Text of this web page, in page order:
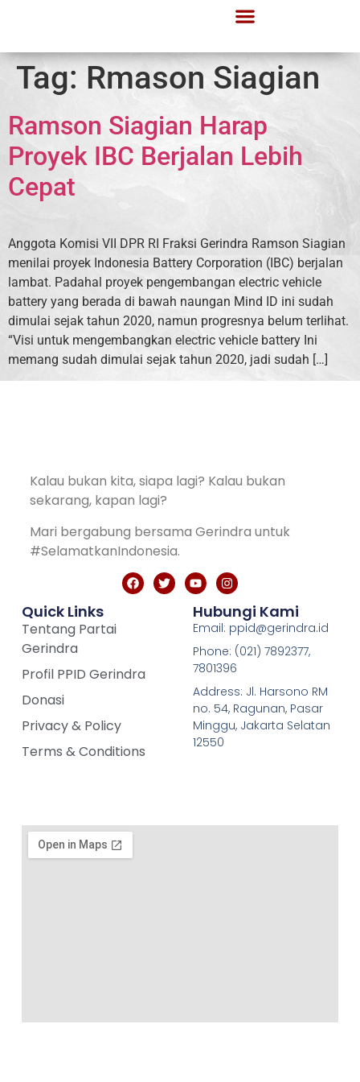
Tag: Rmason Siagian
Ramson Siagian Harap
Proyek IBC Berjalan Lebih
Cepat
Anggota Komisi VII DPR RI Fraksi Gerindra Ramson Siagian
menilai proyek Indonesia Battery Corporation (IBC) berjalan
lambat. Padahal proyek pengembangan electric vehicle
battery yang berada di bawah naungan Mind ID ini sudah
dimulai sejak tahun 2020, namun progresnya belum terlihat.
“Visi untuk mengembangkan electric vehicle battery Ini
memang sudah dimulai sejak tahun 2020, jadi sudah […]
Kalau bukan kita, siapa lagi? Kalau bukan
sekarang, kapan lagi?
Mari bergabung bersama Gerindra untuk
#SelamatkanIndonesia.
Quick Links
Tentang Partai
Gerindra
Profil PPID Gerindra
Donasi
Privacy & Policy
Terms & Conditions
Hubungi Kami
Email: ppid@gerindra.id
Phone: (021) 7892377,
7801396
Address: Jl. Harsono RM
no. 54, Ragunan, Pasar
Minggu, Jakarta Selatan
12550